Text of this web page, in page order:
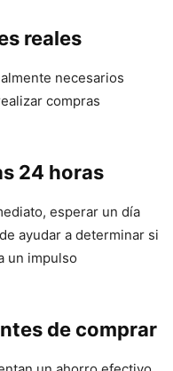
reales
necesarios
compras
24 horas
esperar un día
ayudar a determinar si
un impulso
de comprar